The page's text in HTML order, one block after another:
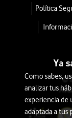
Política
©
Ya
Como sabes,
analizar tus
experiencia de
adaptada a tus